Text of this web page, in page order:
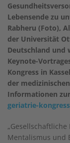
Lebensende zu
Rabheru (Foto),
der Universität
Deutschland und
Keynote-
Kongress in
der
Informationen
geriatrie-
Mentalismus und